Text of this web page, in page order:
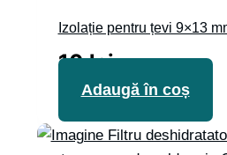
Izolație pentru țevi 9×13
10lei
Adaugă în coș